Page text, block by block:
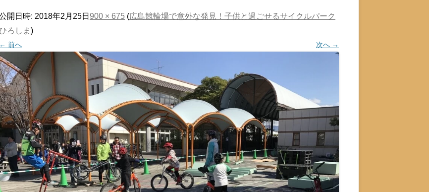
開日時: 2018年2月25日 900 × 675 (広島競輪場で意外な発見！子供と過ごせるサイクルパーク
ひろしま )
← 前へ 次へ →